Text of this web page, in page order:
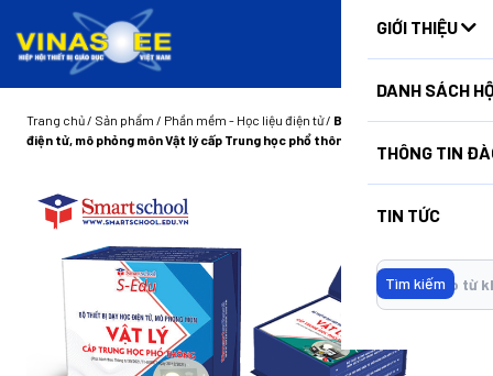
HUẤN
GIỚI THIỆU
DANH SÁCH
THÔNG TIN
TIN TỨC
Tìm kiếm
Trang chủ/ Sản phẩm / Phần mềm - Học liệu điện tử/ Bộ thiết bị dạy học
điện tử, mô phỏng môn Vật lý cấp Trung học phổ thông